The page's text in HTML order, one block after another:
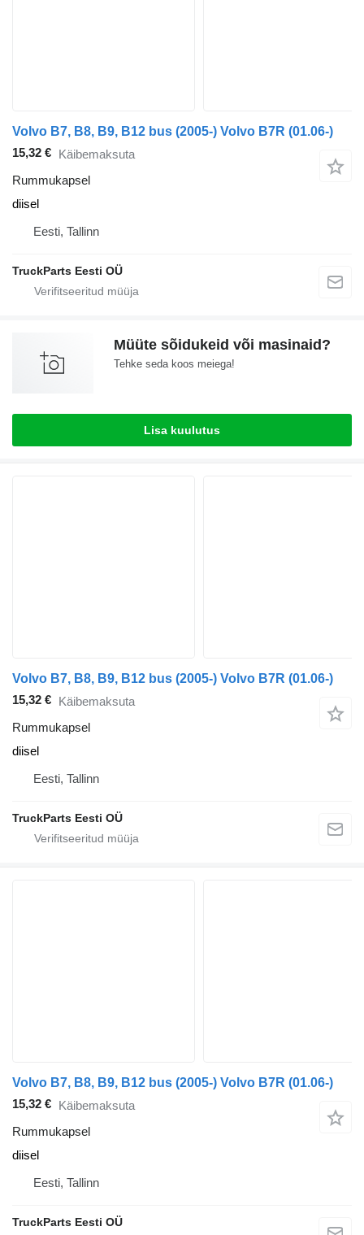
Volvo B7, B8, B9, B12 bus (2005-) Volvo B7R (01.06-)
15,32 € Käibemaksuta
Rummukapsel
diisel
Eesti, Tallinn
TruckParts Eesti OÜ
Müüte sõidukeid või masinaid?
Tehke seda koos meiega!
Lisa kuulutus
Volvo B7, B8, B9, B12 bus (2005-) Volvo B7R (01.06-)
15,32 € Käibemaksuta
Rummukapsel
diisel
Eesti, Tallinn
TruckParts Eesti OÜ
Volvo B7, B8, B9, B12 bus (2005-) Volvo B7R (01.06-)
15,32 € Käibemaksuta
Rummukapsel
diisel
Eesti, Tallinn
TruckParts Eesti OÜ